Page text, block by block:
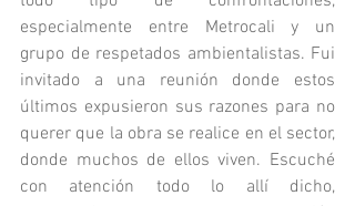
especialmente entre Metrocali y un
grupo de respetados ambientalistas. Fui
invitado a una reunión donde estos
últimos expusieron sus razones para no
querer que la obra se realice en el sector,
donde muchos de ellos viven. Escuché
con atención todo lo allí dicho,